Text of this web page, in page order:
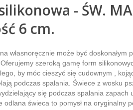
- ŚW.
6 cm.
własnoręcznie może być doskonałym
szeroką gamę form
by móc cieszyć się cudownym ,
podczas spalania. Świece z wosku
się podczas spalania zapach
odlana świeca to pomysł na oryginalny